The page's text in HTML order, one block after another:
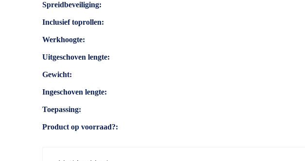
Spreidbeveiliging
Inclusief toprollen
Werkhoogte
Uitgeschoven lengte
Gewicht
Ingeschoven lengte
Toepassing
Product op voorraad?